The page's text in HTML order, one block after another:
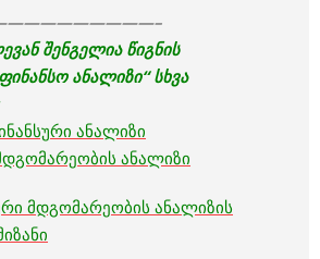
შენგელია წიგნის
ანალიზი“ სხვა
ანალიზი
ანალიზი
მდგომარეობის ანალიზის